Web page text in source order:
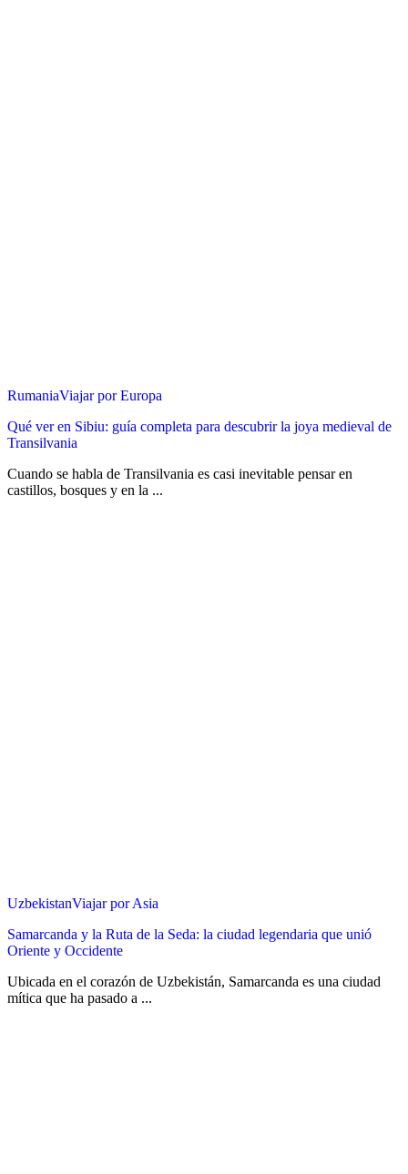
RumaniaViajar por Europa
Qué ver en Sibiu: guía completa para descubrir la joya medieval de
Transilvania
Cuando se habla de Transilvania es casi inevitable pensar en
castillos, bosques y en la ...
UzbekistanViajar por Asia
Samarcanda y la Ruta de la Seda: la ciudad legendaria que unió
Oriente y Occidente
Ubicada en el corazón de Uzbekistán, Samarcanda es una ciudad
mítica que ha pasado a ...